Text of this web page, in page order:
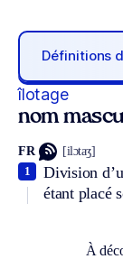
Définitions
îlotage
nom
FR [ilɔtaʒ]
Division
étant placé
1
À